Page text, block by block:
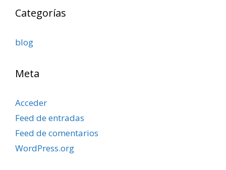
Categorías
blog
Meta
Acceder
Feed de entradas
Feed de comentarios
WordPress.org